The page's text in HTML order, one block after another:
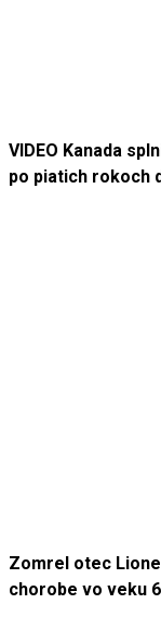
VIDEO Kanada
po piatich rokoch
Zomrel otec
chorobe vo veku